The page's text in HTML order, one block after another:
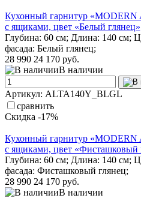
Кухонный гарнитур
с ящиками, цвет «Белый
Глубина: 60 см; Длина: 140 см;
фасада: Белый глянец;
28 990 24 170 руб.
В наличии
Артикул: ALTA140Y_BLGL
сравнить
Скидка -17%
Кухонный гарнитур
с ящиками, цвет «Фисташковый
Глубина: 60 см; Длина: 140 см;
фасада: Фисташковый глянец;
28 990 24 170 руб.
В наличии